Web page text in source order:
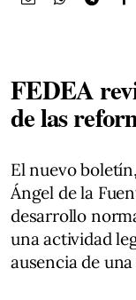
FEDEA
de las
El nuevo
Ángel de la
desarrollo
una actividad
ausencia de